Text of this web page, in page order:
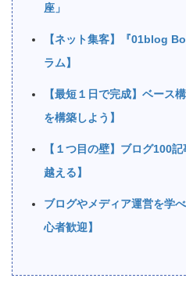
座」
【ネット集客】『01blog
ラム】
【最短１日で完成】ベース
を構築しよう】
【１つ目の壁】ブログ100
越える】
ブログやメディア運営を学
心者歓迎】